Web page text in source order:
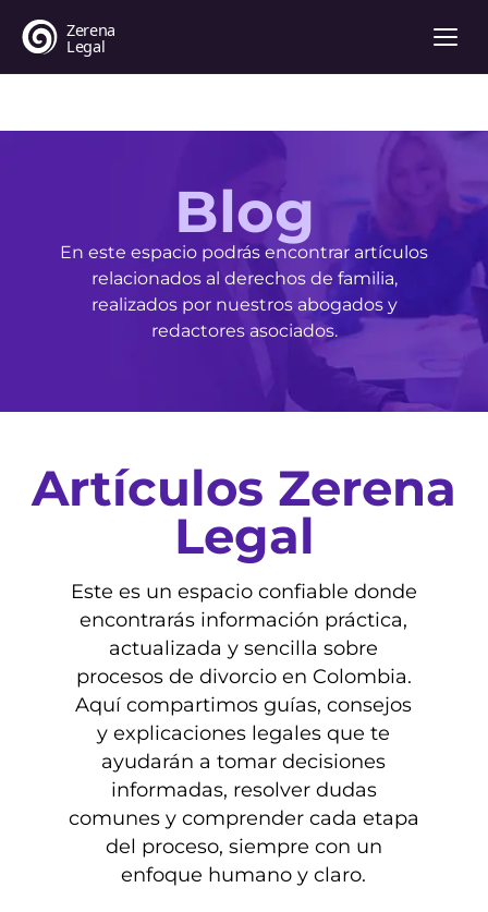
Blog
En este espacio podrás encontrar artículos
relacionados al derechos de familia,
realizados por nuestros abogados y
redactores asociados.
Artículos Zerena
Legal
Este es un espacio confiable donde
encontrarás información práctica,
actualizada y sencilla sobre
procesos de divorcio en Colombia.
Aquí compartimos guías, consejos
y explicaciones legales que te
ayudarán a tomar decisiones
informadas, resolver dudas
comunes y comprender cada etapa
del proceso, siempre con un
enfoque humano y claro.